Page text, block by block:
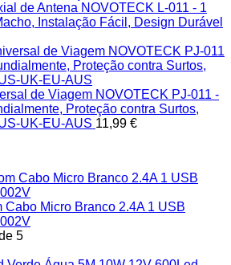
de Antena NOVOTECK L-011 - 1
Instalação Fácil, Design Durável
de Viagem NOVOTECK PJ-011 -
Proteção contra Surtos,
UK-EU-AUS 11,99 €
Cabo Micro Branco 2.4A 1 USB
5